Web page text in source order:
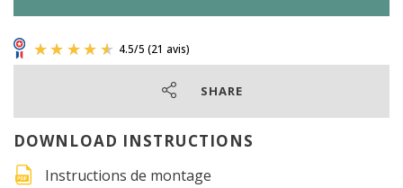
SHARE
DOWNLOAD INSTRUCTIONS
Instructions de montage